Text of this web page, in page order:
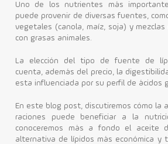
Contacto
Uno de los nutrientes más
puede provenir de diversas fuentes,
vegetales (canola, maíz, soja) y
con grasas animales.
La elección del tipo de fuente de
cuenta, además del precio, la
esta influenciada por su perfil de ácidos
En este blog post, discutiremos cómo la
raciones puede beneficiar a la
conoceremos más a fondo el aceite
alternativa de lípidos más económica y